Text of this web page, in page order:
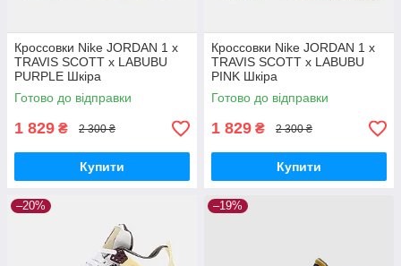
Кроссовки Nike JORDAN 1 x
TRAVIS SCOTT x LABUBU
PURPLE Шкіра
Готово до відправки
1 829 ₴ 2 300 ₴
Купити
Кроссовки Nike JORDAN 1 x
TRAVIS SCOTT x LABUBU
PINK Шкіра
Готово до відправки
1 829 ₴ 2 300 ₴
Купити
–20% –19%